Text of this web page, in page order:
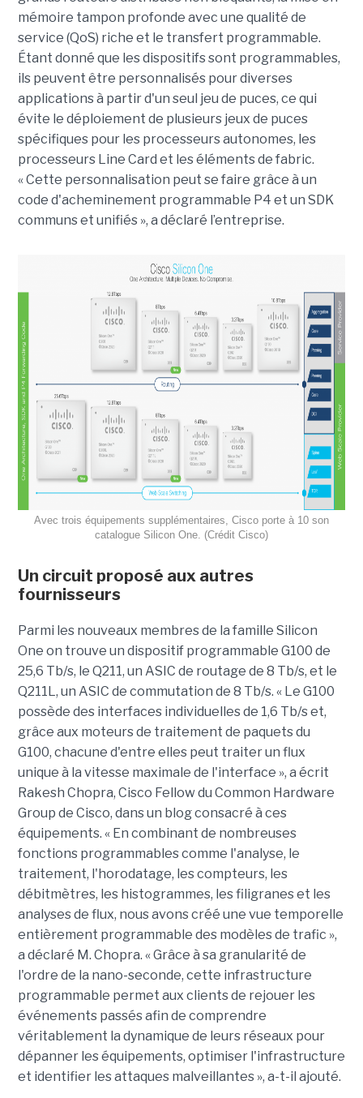
mémoire tampon profonde avec une qualité de
service (QoS) riche et le transfert programmable.
Étant donné que les dispositifs sont programmables,
ils peuvent être personnalisés pour diverses
applications à partir d'un seul jeu de puces, ce qui
évite le déploiement de plusieurs jeux de puces
spécifiques pour les processeurs autonomes, les
processeurs Line Card et les éléments de fabric.
« Cette personnalisation peut se faire grâce à un
code d'acheminement programmable P4 et un SDK
communs et unifiés », a déclaré l’entreprise.
Avec trois équipements supplémentaires, Cisco porte à 10 son
catalogue Silicon One. (Crédit Cisco)
Un circuit proposé aux autres
fournisseurs
Parmi les nouveaux membres de la famille Silicon
One on trouve un dispositif programmable G100 de
25,6 Tb/s, le Q211, un ASIC de routage de 8 Tb/s, et le
Q211L, un ASIC de commutation de 8 Tb/s. « Le G100
possède des interfaces individuelles de 1,6 Tb/s et,
grâce aux moteurs de traitement de paquets du
G100, chacune d'entre elles peut traiter un flux
unique à la vitesse maximale de l'interface », a écrit
Rakesh Chopra, Cisco Fellow du Common Hardware
Group de Cisco, dans un blog consacré à ces
équipements. « En combinant de nombreuses
fonctions programmables comme l'analyse, le
traitement, l'horodatage, les compteurs, les
débitmètres, les histogrammes, les filigranes et les
analyses de flux, nous avons créé une vue temporelle
entièrement programmable des modèles de trafic »,
a déclaré M. Chopra. « Grâce à sa granularité de
l'ordre de la nano-seconde, cette infrastructure
programmable permet aux clients de rejouer les
événements passés afin de comprendre
véritablement la dynamique de leurs réseaux pour
dépanner les équipements, optimiser l'infrastructure
et identifier les attaques malveillantes », a-t-il ajouté.